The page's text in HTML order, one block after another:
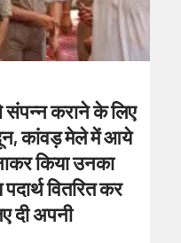
कराने के लिए
कांवड़ मेले में आये
किया उनका
वितरित कर
दी अपनी